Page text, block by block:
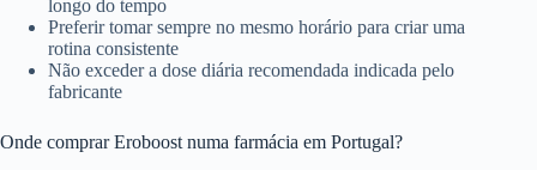
longo do tempo
Preferir tomar sempre no mesmo horário para criar uma
rotina consistente
Não exceder a dose diária recomendada indicada pelo
fabricante
Onde comprar Eroboost numa farmácia em Portugal?